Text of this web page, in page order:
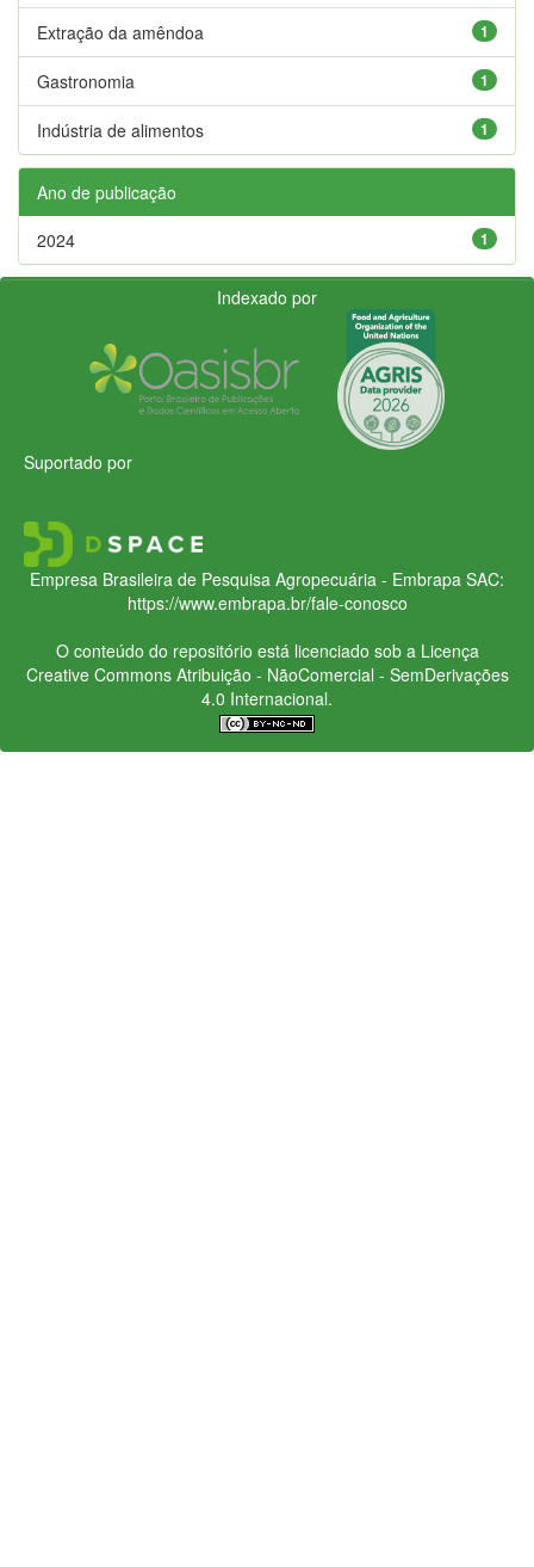
1
Extração da amêndoa
1
Gastronomia
1
Indústria de alimentos
Ano de publicação
1
2024
Indexado por
Suportado por
Empresa Brasileira de Pesquisa Agropecuária - Embrapa SAC:
https://www.embrapa.br/fale-conosco
O conteúdo do repositório está licenciado sob a Licença
Creative CommonsAtribuição - NãoComercial - SemDerivações
4.0 Internacional.